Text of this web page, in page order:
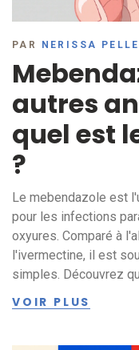
PAR NERISSA
autres
quel est
?
Le mebendazole est
pour les infections
oxyures. Comparé à
l'ivermectine, il est
simples. Découvrez
VOIR PLUS